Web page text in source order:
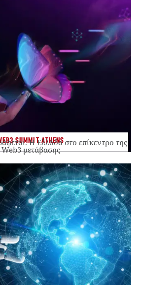
SUMMIT ATHENS
Η Ελλάδα στο επίκεντρο της
Web3 μετάβασης